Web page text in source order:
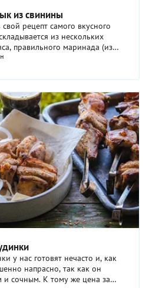
из свинины
рецепт самого вкусного
из нескольких
правильного маринада (из
с томатной пастой или
чесноком, имбирем и специями),
углей. В этом плане мы не будем
расскажем, как быстро и
вкусный шашлык из свинины, а
получилось нежным и
для этого не понадобится,
запомнится пряным и ярким
поделитесь
у нас готовят нечасто и, как
напрасно, так как он
и сочным. К тому же цена за